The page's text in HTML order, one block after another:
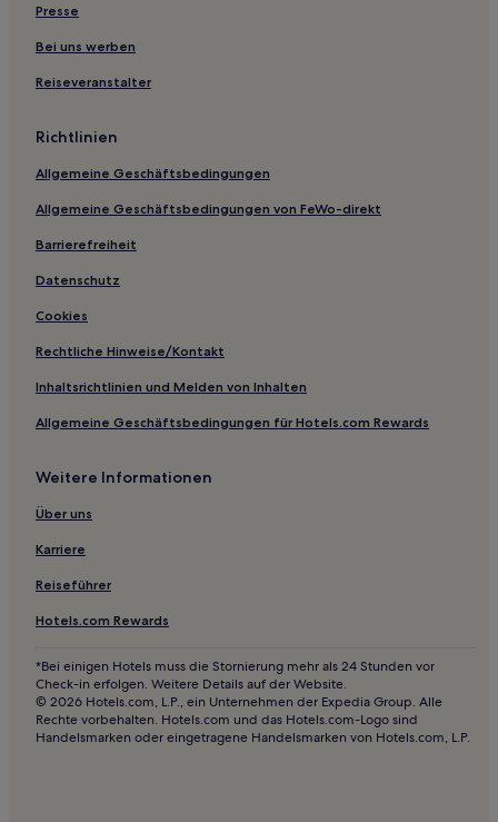
Aparthotels in Łódź
Ferienwohnungen in Ulica Piotrkowska
Aparthotels in Ulica Piotrkowska
Hotels mit Parkplatz in Bałuty
Haustierfreundliche in Łódź
Business nahe Ulica Piotrkowska
Hotels mit Parkplatz nahe Ulica Piotrkowska
Presse
Bei uns werben
Reiseveranstalter
Richtlinien
Allgemeine Geschäftsbedingungen
Allgemeine Geschäftsbedingungen von FeWo-direkt
Barrierefreiheit
Datenschutz
Cookies
Rechtliche Hinweise/Kontakt
Inhaltsrichtlinien und Melden von Inhalten
Allgemeine Geschäftsbedingungen für Hotels.com Rewards
Weitere Informationen
Über uns
Karriere
Reiseführer
Hotels.com Rewards
*Bei einigen Hotels muss die Stornierung mehr als 24 Stunden vor
Check-in erfolgen. Weitere Details auf der Website.
© 2026 Hotels.com, L.P., ein Unternehmen der Expedia Group. Alle
Rechte vorbehalten. Hotels.com und das Hotels.com-Logo sind
Handelsmarken oder eingetragene Handelsmarken von Hotels.com, L.P.